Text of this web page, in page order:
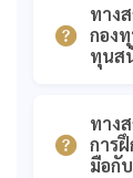
ทาง
กอง
ทุนส
ทาง
การ
มือกั